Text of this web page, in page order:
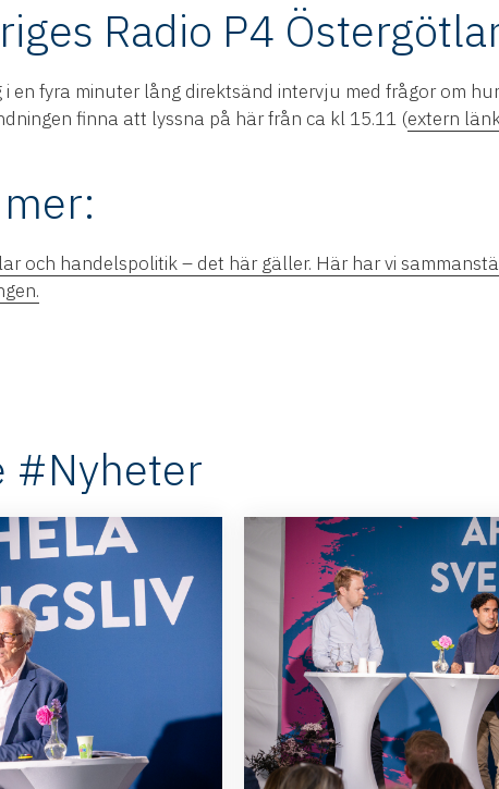
Radio P4
i en fyra minuter lång direktsänd intervju med frågor om
finna att lyssna på här från ca kl 15.11 (extern
och handelspolitik – det här gäller. Här har vi
#Nyheter